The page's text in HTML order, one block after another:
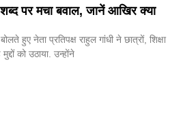
पर मचा बवाल, जानें आखिर क्या
हुए नेता प्रतिपक्ष राहुल गांधी ने छात्रों, शिक्षा
को उठाया. उन्होंने